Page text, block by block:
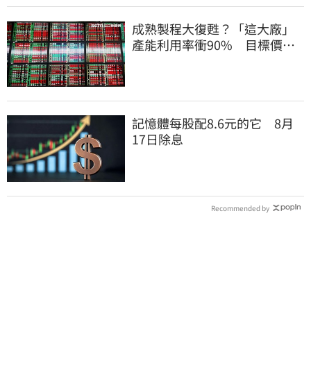
成熟製程大復甦？「這大廠」
產能利用率衝90% 目標價上
記憶體每股配8.6元的它 8月
17日除息
Recommended by